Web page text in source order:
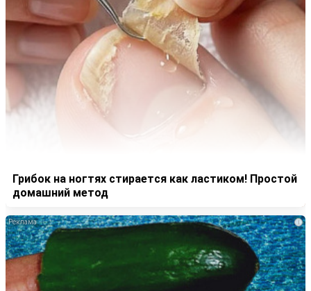
Грибок на ногтях стирается как ластиком! Простой
домашний метод
i